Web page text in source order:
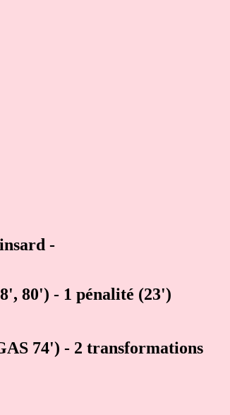
-
80') - 1 pénalité (23')
74') - 2 transformations